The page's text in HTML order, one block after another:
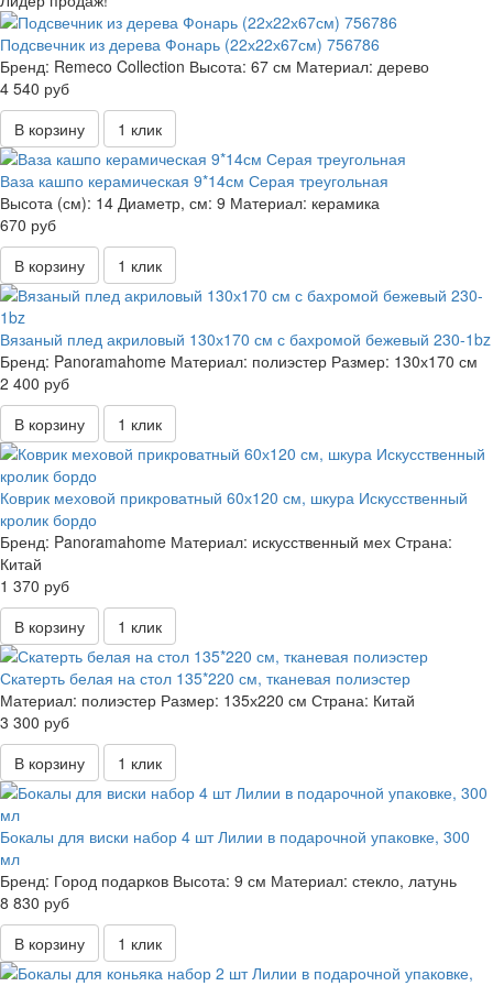
Подсвечник из дерева Фонарь (22х22х67см) 756786
Бренд: Remeco Collection Высота: 67 см Материал: дерево
4 540 руб
В корзину
1 клик
Ваза кашпо керамическая 9*14см Серая треугольная
Высота (см): 14 Диаметр, см: 9 Материал: керамика
670 руб
В корзину
1 клик
Вязаный плед акриловый 130х170 см с бахромой бежевый 230-1bz
Бренд: Panoramahome Материал: полиэстер Размер: 130х170 см
2 400 руб
В корзину
1 клик
Коврик меховой прикроватный 60х120 см, шкура Искусственный
кролик бордо
Бренд: Panoramahome Материал: искусственный мех Страна:
Китай
1 370 руб
В корзину
1 клик
Скатерть белая на стол 135*220 см, тканевая полиэстер
Материал: полиэстер Размер: 135х220 см Страна: Китай
3 300 руб
В корзину
1 клик
Бокалы для виски набор 4 шт Лилии в подарочной упаковке, 300
мл
Бренд: Город подарков Высота: 9 см Материал: стекло, латунь
8 830 руб
В корзину
1 клик